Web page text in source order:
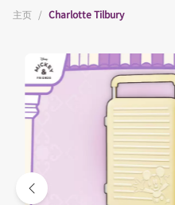
主页 / Charlotte Tilbury